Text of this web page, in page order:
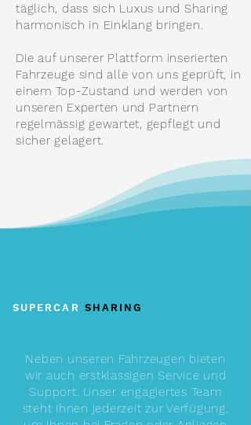
täglich, dass sich Luxus und Sharing
harmonisch in Einklang bringen.
Die auf unserer Plattform inserierten
Fahrzeuge sind alle von uns geprüft, in
einem Top-Zustand und werden von
unseren Experten und Partnern
regelmässig gewartet, gepflegt und
sicher gelagert.
SUPERCAR SHARING
Neben unseren Fahrzeugen bieten
wir auch erstklassigen Service und
Support. Unser engagiertes Team
steht Ihnen jederzeit zur Verfügung,